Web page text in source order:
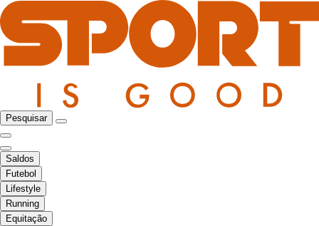
Pesquisar
Saldos
Futebol
Lifestyle
Running
Equitação